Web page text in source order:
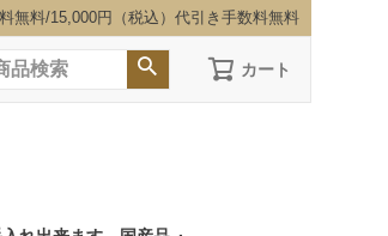
無料/15,000円（税込）代引き手数料無料
カート